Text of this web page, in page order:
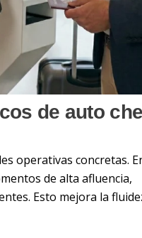
de auto
operativas concretas.
de alta afluencia,
Esto mejora la